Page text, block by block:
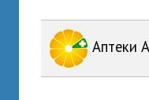
Аптеки